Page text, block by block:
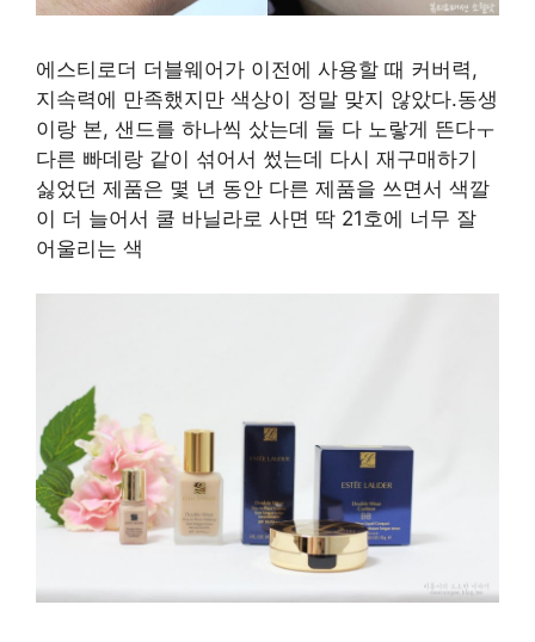
에스티로더 더블웨어가 이전에 사용할 때 커버력,
지속력에 만족했지만 색상이 정말 맞지 않았다.동생
이랑 본, 샌드를 하나씩 샀는데 둘 다 노랗게 뜬다ㅜ
다른 빠데랑 같이 섞어서 썼는데 다시 재구매하기
싫었던 제품은 몇 년 동안 다른 제품을 쓰면서 색깔
이 더 늘어서 쿨 바닐라로 사면 딱 21호에 너무 잘
어울리는 색